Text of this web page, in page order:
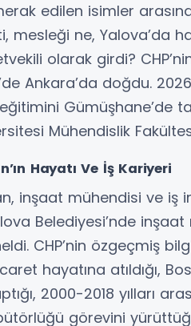
edilen isimler
mesleği ne, Yalova’da
olarak girdi?
Ankara’da doğdu.
Gümüşhane’de
Mühendislik
Hayatı Ve İş Kariyeri
inşaat mühendisi ve iş
Belediyesi’nde
CHP’nin özgeçmiş
hayatına atıldığı,
2000-2018 yılları
görevini